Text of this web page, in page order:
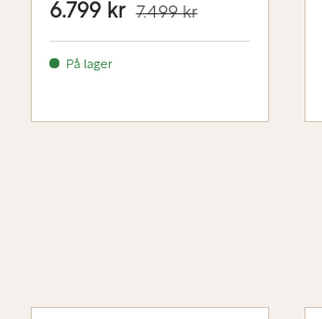
6.799 kr 7.499 kr
På lager